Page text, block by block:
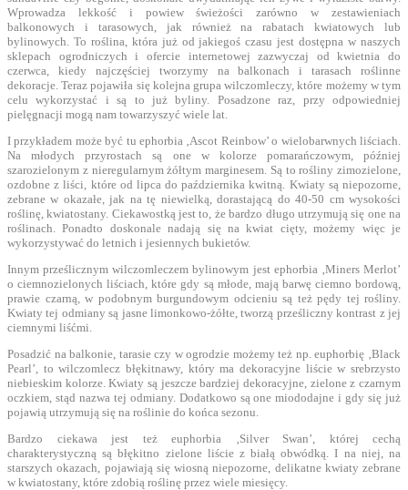
Wprowadza lekkość i powiew świeżości zarówno w zestawieniach
balkonowych i tarasowych, jak również na rabatach kwiatowych lub
bylinowych. To roślina, która już od jakiegoś czasu jest dostępna w naszych
sklepach ogrodniczych i ofercie internetowej zazwyczaj od kwietnia do
czerwca, kiedy najczęściej tworzymy na balkonach i tarasach roślinne
dekoracje. Teraz pojawiła się kolejna grupa wilczomleczy, które możemy w tym
celu wykorzystać i są to już byliny. Posadzone raz, przy odpowiedniej
pielęgnacji mogą nam towarzyszyć wiele lat.
I przykładem może być tu ephorbia ‚Ascot Reinbow’ o wielobarwnych liściach.
Na młodych przyrostach są one w kolorze pomarańczowym, później
szarozielonym z nieregularnym żółtym marginesem. Są to rośliny zimozielone,
ozdobne z liści, które od lipca do października kwitną. Kwiaty są niepozorne,
zebrane w okazałe, jak na tę niewielką, dorastającą do 40-50 cm wysokości
roślinę, kwiatostany. Ciekawostką jest to, że bardzo długo utrzymują się one na
roślinach. Ponadto doskonale nadają się na kwiat cięty, możemy więc je
wykorzystywać do letnich i jesiennych bukietów.
Innym prześlicznym wilczomleczem bylinowym jest ephorbia ‚Miners Merlot’
o ciemnozielonych liściach, które gdy są młode, mają barwę ciemno bordową,
prawie czarną, w podobnym burgundowym odcieniu są też pędy tej rośliny.
Kwiaty tej odmiany są jasne limonkowo-żółte, tworzą prześliczny kontrast z jej
ciemnymi liśćmi.
Posadzić na balkonie, tarasie czy w ogrodzie możemy też np. euphorbię ‚Black
Pearl’, to wilczomlecz błękitnawy, który ma dekoracyjne liście w srebrzysto
niebieskim kolorze. Kwiaty są jeszcze bardziej dekoracyjne, zielone z czarnym
oczkiem, stąd nazwa tej odmiany. Dodatkowo są one miododajne i gdy się już
pojawią utrzymują się na roślinie do końca sezonu.
Bardzo ciekawa jest też euphorbia ‚Silver Swan’, której cechą
charakterystyczną są błękitno zielone liście z białą obwódką. I na niej, na
starszych okazach, pojawiają się wiosną niepozorne, delikatne kwiaty zebrane
w kwiatostany, które zdobią roślinę przez wiele miesięcy.